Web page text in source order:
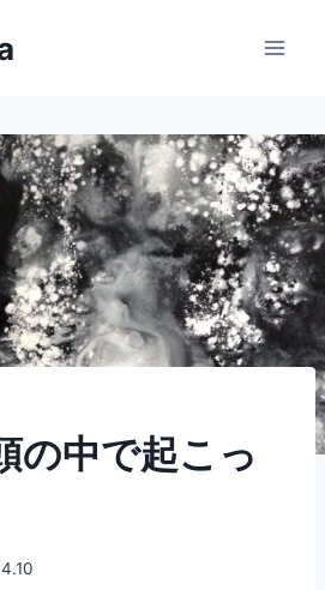
の中で起こっ